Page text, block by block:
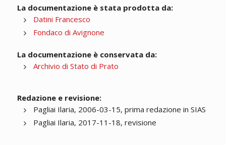
La documentazione è stata prodotta da:
Datini Francesco
Fondaco di Avignone
La documentazione è conservata da:
Archivio di Stato di Prato
Redazione e revisione:
Pagliai Ilaria, 2006-03-15, prima redazione in SIAS
Pagliai Ilaria, 2017-11-18, revisione